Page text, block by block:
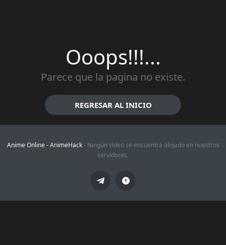
Ooops!!!...
Parece que la pagina no existe.
REGRESAR AL INICIO
Anime Online -AnimeHack- Ningún vídeo se encuentra alojado en nuestros
servidores.